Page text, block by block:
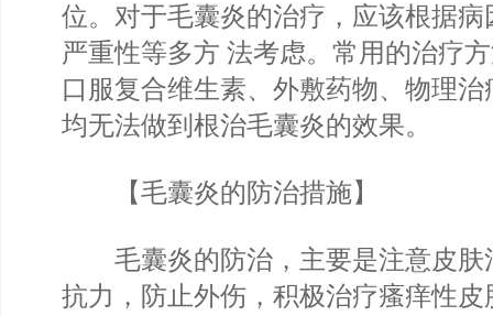
位。对于毛囊炎的治疗，应该根据
严重性等多方 法考虑。常用的治疗
口服复合维生素、外敷药物、物理
均无法做到根治毛囊炎的效果。
【毛囊炎的防治措施】
毛囊炎的防治，主要是注意皮肤
抗力，防止外伤，积极治疗瘙痒性